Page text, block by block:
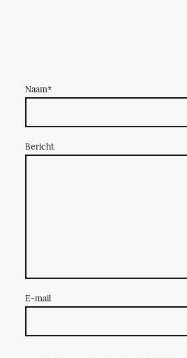
Naam*
Bericht
E-mail